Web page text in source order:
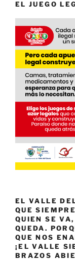
EL JUEGO
EL VALLE
QUE
QUIEN SE
QUEDA.
QUE NOS
¡EL VALLE
BRAZOS